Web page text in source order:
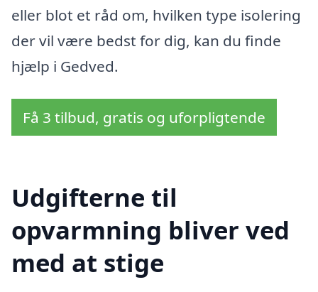
eller blot et råd om, hvilken type isolering
der vil være bedst for dig, kan du finde
hjælp i Gedved.
Få 3 tilbud, gratis og uforpligtende
Udgifterne til
opvarmning bliver ved
med at stige